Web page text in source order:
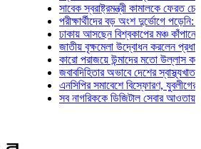
সাবেক স্বরাষ্ট্রমন্ত্রী কামালকে ফেরত চেয়ে
পরীক্ষার্থীদের বড় অংশ দুর্ভোগে পড়েনি: ড.
ঢাকায় আসছেন বিশ্বকাপের মঞ্চ কাঁপানো সেই
জাতীয় বৃক্ষমেলা উদ্বোধন করলেন প্রধানমন্ত্রী
কারো পরাজয়ে উন্মাদের মতো উল্লাস করতে হয়
জবাবদিহিতার অভাবে দেশের স্বাস্থ্যখাত নানা
এনসিপির সমাবেশে বিস্ফোরণ, যুবলীগের দুই
সব নাগরিককে ডিজিটাল সেবার আওতায় আনতে